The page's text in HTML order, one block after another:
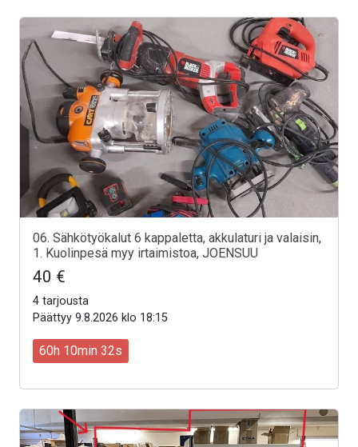
06. Sähkötyökalut 6 kappaletta, akkulaturi ja valaisin,
1. Kuolinpesä myy irtaimistoa, JOENSUU
40 €
4 tarjousta
Päättyy 9.8.2026 klo 18:15
60h 10min 30s